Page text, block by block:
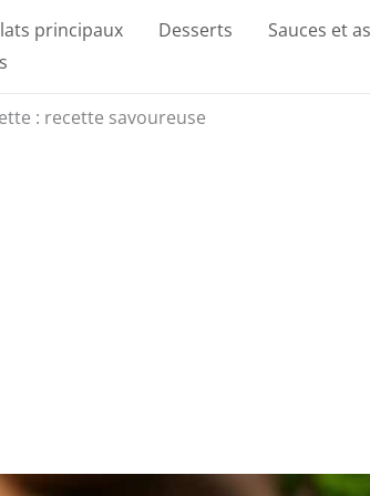
principaux Desserts Sauces et
: recette savoureuse